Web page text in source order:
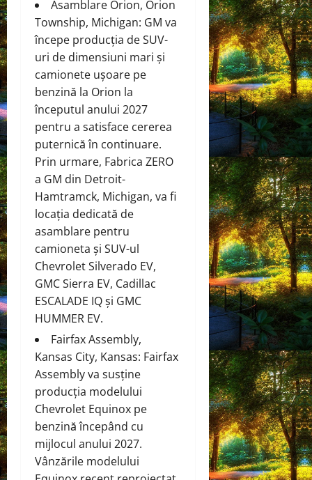
Asamblare Orion, Orion
Township, Michigan: GM va
începe producția de SUV-
uri de dimensiuni mari și
camionete ușoare pe
benzină la Orion la
începutul anului 2027
pentru a satisface cererea
puternică în continuare.
Prin urmare, Fabrica ZERO
a GM din Detroit-
Hamtramck, Michigan, va fi
locația dedicată de
asamblare pentru
camioneta și SUV-ul
Chevrolet Silverado EV,
GMC Sierra EV, Cadillac
ESCALADE IQ și GMC
HUMMER EV.
Fairfax Assembly,
Kansas City, Kansas: Fairfax
Assembly va susține
producția modelului
Chevrolet Equinox pe
benzină începând cu
mijlocul anului 2027.
Vânzările modelului